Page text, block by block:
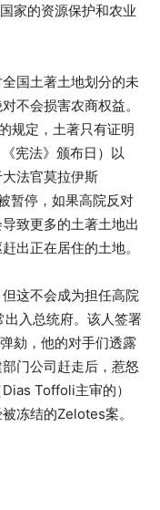
家的资源保护和农业
国土著土地划分的未
不会损害农商权益。
规定，土著只有证明
宪法》颁布日）以
法官莫拉伊斯
暂停，如果高院反对
致更多的土著土地出
出正在居住的土地。
这不会成为担任高院
入总统府。该人签署
劾，他的对手们透露
门公司赶走后，惹怒
Toffoli主审的）
冻结的Zelotes案。